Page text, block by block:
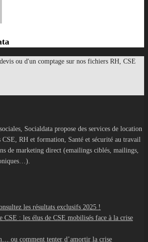
ou d'un comptage sur nos fichiers RH, CSE
Socialdata propose des services de location
CSE, RH et formation, Santé et sécurité au travail
de marketing direct (emailings ciblés, mailings,
les résultats exclusifs 2025 !
CSE : les élus de CSE mobilisés face à la crise
ou comment tenter d’amortir la crise